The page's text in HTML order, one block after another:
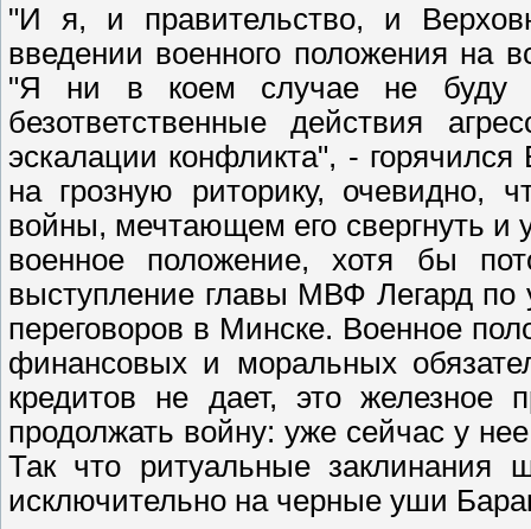
"И я, и правительство, и
введении военного положения на
"Я ни в коем случае не буду
безответственные действия
эскалации конфликта", -
на грозную риторику, очевидно,
войны, мечтающем его свергнуть и
военное положение, хотя бы
выступление главы МВФ Легард по
переговоров в Минске. Военное
финансовых и моральных
кредитов не дает, это железное
продолжать войну: уже сейчас у
Так что ритуальные заклинания
исключительно на черные уши